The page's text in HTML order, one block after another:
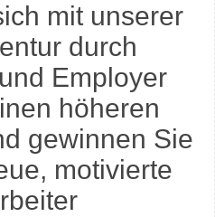
mit unserer
durch
Employer
höheren
gewinnen Sie
motivierte